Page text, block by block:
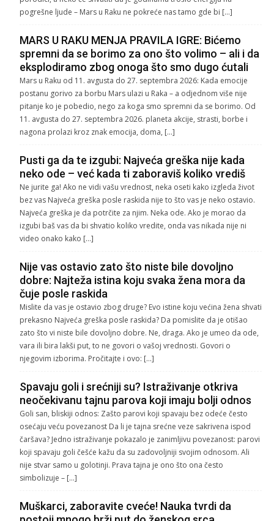
pogrešne ljude – Mars u Raku ne pokreće nas tamo gde bi […]
MARS U RAKU MENJA PRAVILA IGRE: Bićemo
spremni da se borimo za ono što volimo – ali i da
eksplodiramo zbog onoga što smo dugo ćutali
Mars u Raku od 11. avgusta do 27. septembra 2026: Kada emocije
postanu gorivo za borbu Mars ulazi u Raka – a odjednom više nije
pitanje ko je pobedio, nego za koga smo spremni da se borimo. Od
11. avgusta do 27. septembra 2026. planeta akcije, strasti, borbe i
nagona prolazi kroz znak emocija, doma, […]
Pusti ga da te izgubi: Najveća greška nije kada
neko ode – već kada ti zaboraviš koliko vrediš
Ne jurite ga! Ako ne vidi vašu vrednost, neka oseti kako izgleda život
bez vas Najveća greška posle raskida nije to što vas je neko ostavio.
Najveća greška je da potrčite za njim. Neka ode. Ako je morao da
izgubi baš vas da bi shvatio koliko vredite, onda vas nikada nije ni
video onako kako […]
Nije vas ostavio zato što niste bile dovoljno
dobre: Najteža istina koju svaka žena mora da
čuje posle raskida
Mislite da vas je ostavio zbog druge? Evo istine koju većina žena shvati
prekasno Najveća greška posle raskida? Da pomislite da je otišao
zato što vi niste bile dovoljno dobre. Ne, draga. Ako je umeo da ode,
vara ili bira lakši put, to ne govori o vašoj vrednosti. Govori o
njegovim izborima. Pročitajte i ovo: […]
Spavaju goli i srećniji su? Istraživanje otkriva
neočekivanu tajnu parova koji imaju bolji odnos
Goli san, bliskiji odnos: Zašto parovi koji spavaju bez odeće često
osećaju veću povezanost Da li je tajna srećne veze sakrivena ispod
čaršava? Jedno istraživanje pokazalo je zanimljivu povezanost: parovi
koji spavaju goli češće kažu da su zadovoljniji svojim odnosom. Ali
nije stvar samo u golotinji. Prava tajna je ono što ona često
simbolizuje – […]
Muškarci, zaboravite cveće! Nauka tvrdi da